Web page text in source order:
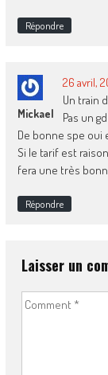
Répondre
Mickael
26 avril,
Un train
Pas un
De bonne spe oui
Si le tarif est
fera une très
Répondre
Laisser un